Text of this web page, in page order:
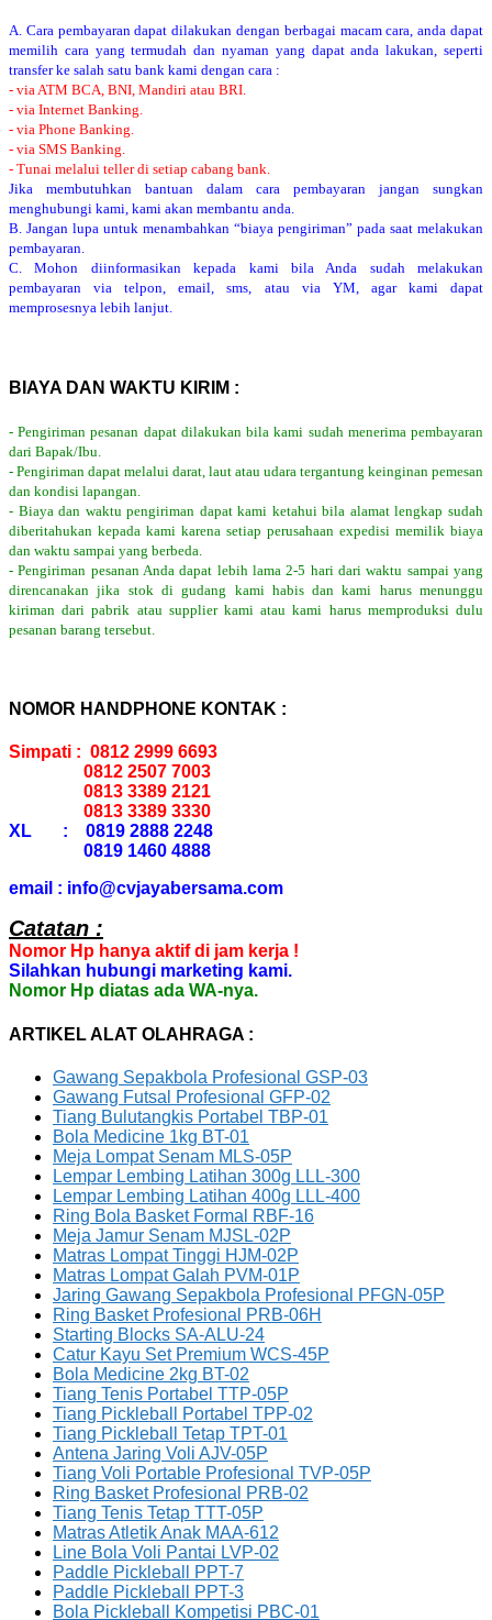
A. Cara pembayaran dapat dilakukan dengan berbagai macam cara, anda dapat
memilih cara yang termudah dan nyaman yang dapat anda lakukan, seperti
transfer ke salah satu bank kami dengan cara :
- via ATM BCA, BNI, Mandiri atau BRI.
- via Internet Banking.
- via Phone Banking.
- via SMS Banking.
- Tunai melalui teller di setiap cabang bank.
Jika membutuhkan bantuan dalam cara pembayaran jangan sungkan
menghubungi kami, kami akan membantu anda.
B. Jangan lupa untuk menambahkan “biaya pengiriman” pada saat melakukan
pembayaran.
C. Mohon diinformasikan kepada kami bila Anda sudah melakukan
pembayaran via telpon, email, sms, atau via YM, agar kami dapat
memprosesnya lebih lanjut.
BIAYA DAN WAKTU KIRIM :
- Pengiriman pesanan dapat dilakukan bila kami sudah menerima pembayaran
dari Bapak/Ibu.
- Pengiriman dapat melalui darat, laut atau udara tergantung keinginan pemesan
dan kondisi lapangan.
- Biaya dan waktu pengiriman dapat kami ketahui bila alamat lengkap sudah
diberitahukan kepada kami karena setiap perusahaan expedisi memilik biaya
dan waktu sampai yang berbeda.
- Pengiriman pesanan Anda dapat lebih lama 2-5 hari dari waktu sampai yang
direncanakan jika stok di gudang kami habis dan kami harus menunggu
kiriman dari pabrik atau supplier kami atau kami harus memproduksi dulu
pesanan barang tersebut.
NOMOR HANDPHONE KONTAK :
Simpati : 0812 2999 6693
0812 2507 7003
0813 3389 2121
0813 3389 3330
XL : 0819 2888 2248
0819 1460 4888
email : info@cvjayabersama.com
Catatan :
Nomor Hp hanya aktif di jam kerja !
Silahkan hubungi marketing kami.
Nomor Hp diatas ada WA-nya.
ARTIKEL ALAT OLAHRAGA :
Gawang Sepakbola Profesional GSP-03
Gawang Futsal Profesional GFP-02
Tiang Bulutangkis Portabel TBP-01
Bola Medicine 1kg BT-01
Meja Lompat Senam MLS-05P
Lempar Lembing Latihan 300g LLL-300
Lempar Lembing Latihan 400g LLL-400
Ring Bola Basket Formal RBF-16
Meja Jamur Senam MJSL-02P
Matras Lompat Tinggi HJM-02P
Matras Lompat Galah PVM-01P
Jaring Gawang Sepakbola Profesional PFGN-05P
Ring Basket Profesional PRB-06H
Starting Blocks SA-ALU-24
Catur Kayu Set Premium WCS-45P
Bola Medicine 2kg BT-02
Tiang Tenis Portabel TTP-05P
Tiang Pickleball Portabel TPP-02
Tiang Pickleball Tetap TPT-01
Antena Jaring Voli AJV-05P
Tiang Voli Portable Profesional TVP-05P
Ring Basket Profesional PRB-02
Tiang Tenis Tetap TTT-05P
Matras Atletik Anak MAA-612
Line Bola Voli Pantai LVP-02
Paddle Pickleball PPT-7
Paddle Pickleball PPT-3
Bola Pickleball Kompetisi PBC-01